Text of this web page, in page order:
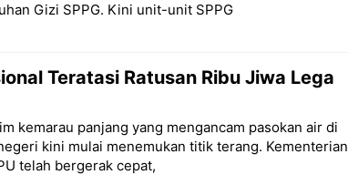
Gizi SPPG. Kini unit-unit SPPG
Teratasi Ratusan Ribu Jiwa Lega
kemarau panjang yang mengancam pasokan air di
kini mulai menemukan titik terang. Kementerian
telah bergerak cepat,